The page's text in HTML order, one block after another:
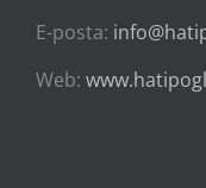
E-posta:
Web: